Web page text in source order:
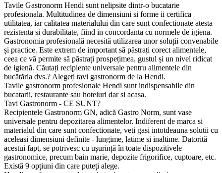
Tavile Gastronorm Hendi sunt nelipsite dintr-o bucatarie
profesionala. Multitudinea de dimensiuni si forme ii certifica
utilitatea, iar calitatea materialului din care sunt confectionate atesta
rezistenta si durabilitate, fiind in concordanta cu normele de igiena.
Gastronomia profesională necesită utilizarea unor soluții convenabile
și practice. Este extrem de important să păstrați corect alimentele,
ceea ce vă permite să păstrați prospețimea, gustul și un nivel ridicat
de igienă. Căutați recipiente universale pentru alimentele din
bucătăria dvs.? Alegeți tavi gastronorm de la Hendi.
Tavile gastronorm profesionale Hendi sunt indispensabile din
bucatarii, restaurante sau hoteluri dar si acasa.
Tavi Gastronorm - CE SUNT?
Recipientele Gastronorm GN, adică Gastro Norm, sunt vase
universale pentru depozitarea alimentelor. Indiferent de marca si
materialul din care sunt confectionate, veti gasi intotdeauna solutii cu
aceleasi dimensiuni definite - lungime, latime si inaltime. Datorită
acestui fapt, se potrivesc cu ușurință în toate dispozitivele
gastronomice, precum bain marie, depozite frigorifice, cuptoare, etc.
Există 9 opțiuni din care puteți alege.